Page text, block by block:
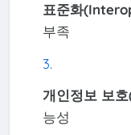
표준화
부족
개인정보 보
능성